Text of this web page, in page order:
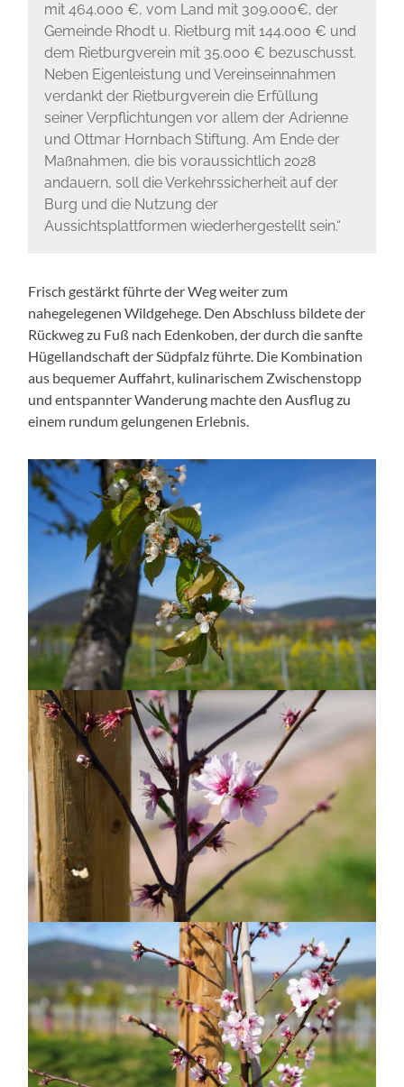
mit 464.000 €, vom Land mit 309.000€, der
Gemeinde Rhodt u. Rietburg mit 144.000 € und
dem Rietburgverein mit 35.000 € bezuschusst.
Neben Eigenleistung und Vereinseinnahmen
verdankt der Rietburgverein die Erfüllung
seiner Verpflichtungen vor allem der Adrienne
und Ottmar Hornbach Stiftung. Am Ende der
Maßnahmen, die bis voraussichtlich 2028
andauern, soll die Verkehrssicherheit auf der
Burg und die Nutzung der
Aussichtsplattformen wiederhergestellt sein.“
Frisch gestärkt führte der Weg weiter zum
nahegelegenen Wildgehege. Den Abschluss bildete der
Rückweg zu Fuß nach Edenkoben, der durch die sanfte
Hügellandschaft der Südpfalz führte. Die Kombination
aus bequemer Auffahrt, kulinarischem Zwischenstopp
und entspannter Wanderung machte den Ausflug zu
einem rundum gelungenen Erlebnis.